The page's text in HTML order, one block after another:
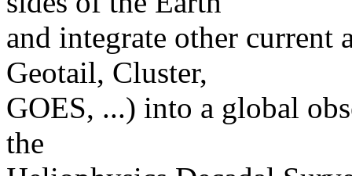
and integrate other current
Geotail, Cluster,
GOES, ...) into a global
the